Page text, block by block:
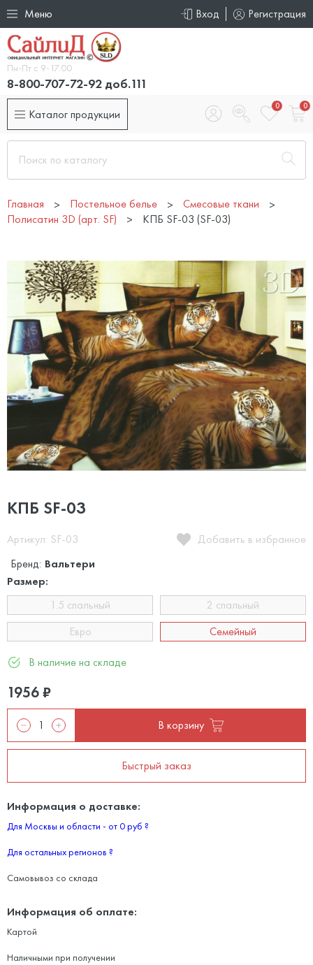
Меню Вход Регистрация
Пн-Пт с 9-17.00
8-800-707-72-92 доб.111
Каталог продукции
0 0
Главная Постельное белье
Смесовые ткани
Полисатин 3D (арт. SF)
КПБ SF-03 (SF-03)
КПБ SF-03
Артикул: SF-03
Добавить в избранное
Бренд: Вальтери
Размер:
1.5 спальный
2 спальный
Евро
Семейный
В наличие на складе
1956₽
В корзину
Быстрый заказ
Информация о доставке:
Для Москвы и области - от 0 руб ?
Для остальных регионов ?
Самовывоз со склада
Информация об оплате:
Картой
Наличными при получении